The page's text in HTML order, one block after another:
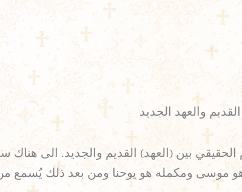
والعهد الجديد
الحقيقي بين (العهد) القديم والجديد. الى
هو موسى ومكمله هو يوحنا ومن بعد ذلك يُسمع